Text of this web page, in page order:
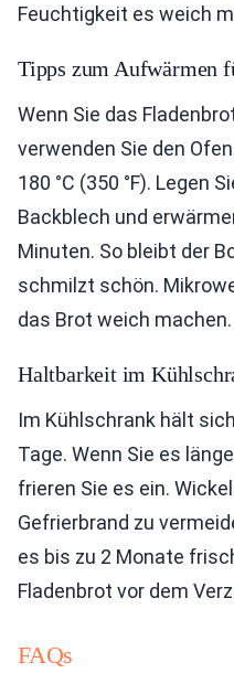
Feuchtigkeit es weich
Tipps zum Aufwärmen
Wenn Sie das
verwenden Sie den
180 °C (350 °F). Legen
Backblech und
Minuten. So bleibt der
schmilzt schön.
das Brot weich machen.
Haltbarkeit im
Im Kühlschrank hält
Tage. Wenn Sie es
frieren Sie es ein.
Gefrierbrand zu
es bis zu 2 Monate
Fladenbrot vor dem
FAQs